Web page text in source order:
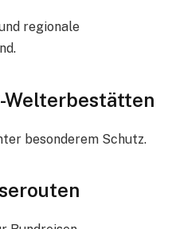
regionale
Welterbestätten
besonderem Schutz.